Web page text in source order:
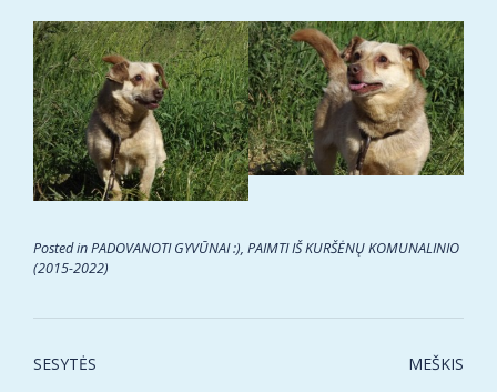
Posted inPADOVANOTI GYVŪNAI :), PAIMTI IŠ KURŠĖNŲ KOMUNALINIO
(2015-2022)
Post
SESYTĖS MEŠKIS